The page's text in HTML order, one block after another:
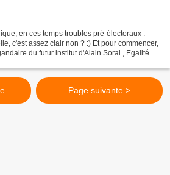
en ces temps troubles pré-électoraux :
c'est assez clair non ? :) Et pour commencer,
du futur institut d'Alain Soral , Egalité &
Page suivante >